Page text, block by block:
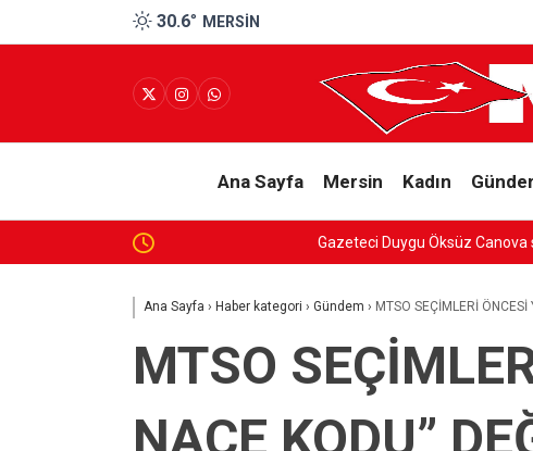
30.6° MERSIN
Ana Sayfa Mersin Kadın
Gazeteci Duygu Öksüz Canova son yolculuğuna
Ana Sayfa › Haber kategori › Gündem › MTSO SEÇİMLERİ ÖNCESİ
MTSO
NACE KODU”